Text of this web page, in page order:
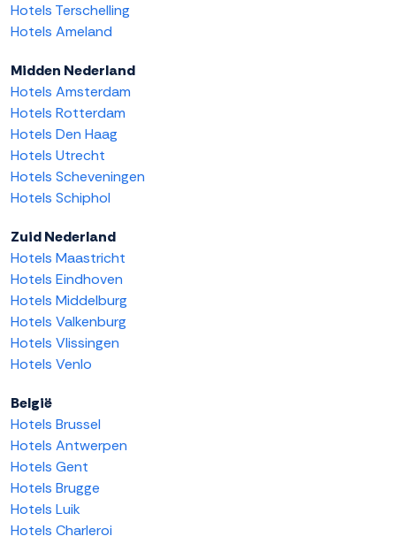
Hotels Terschelling
Hotels Ameland
Midden Nederland
Hotels Amsterdam
Hotels Rotterdam
Hotels Den Haag
Hotels Utrecht
Hotels Scheveningen
Hotels Schiphol
Zuid Nederland
Hotels Maastricht
Hotels Eindhoven
Hotels Middelburg
Hotels Valkenburg
Hotels Vlissingen
Hotels Venlo
België
Hotels Brussel
Hotels Antwerpen
Hotels Gent
Hotels Brugge
Hotels Luik
Hotels Charleroi